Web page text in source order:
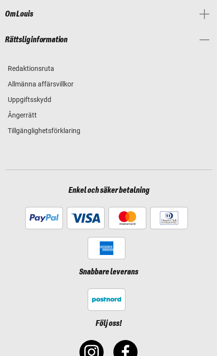
Om Louis
Rättslig information
Redaktionsruta
Allmänna affärsvillkor
Uppgiftsskydd
Ångerrätt
Tillgänglighetsförklaring
Enkel och säker betalning
Snabbare leverans
Följ oss!